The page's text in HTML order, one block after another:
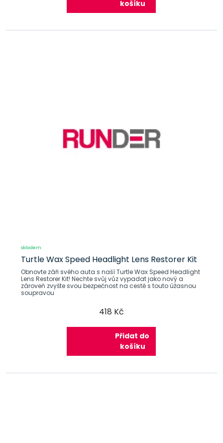
košíku
skladem
Turtle Wax Speed ​​Headlight Lens Restorer Kit
Obnovte záři svého auta s naší Turtle Wax Speed ​​Headlight
Lens Restorer Kit! Nechte svůj vůz vypadat jako nový a
zároveň zvyšte svou bezpečnost na cestě s touto úžasnou
soupravou
418 Kč
Přidat do
košíku